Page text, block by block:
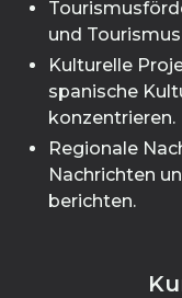
und
Kulturelle
spanische
konzentrieren.
Regionale
Nachrichten
berichten.